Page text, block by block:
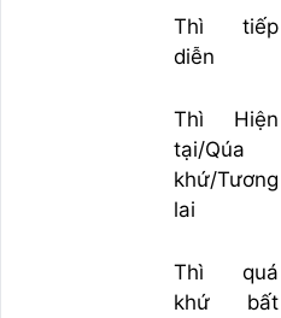
Thì tiếp
diễn
Thì Hiện
tại/Qúa
khứ/Tương
lai
Thì quá
khứ bất